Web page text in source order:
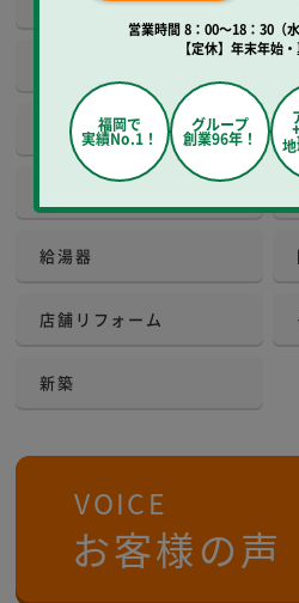
外観・屋根
給湯器
店舗リフォーム
新築
営業時間 8：00～18：30（
【定休】年末年始
福岡で
実績No.1！
グループ
創業96年！